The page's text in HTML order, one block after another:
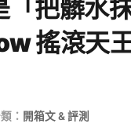
「把髒水
搖滾天
： 開箱文 & 評測